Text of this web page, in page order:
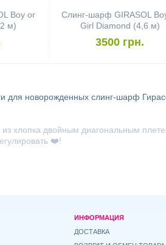
Boy or
м)
Слинг-шарф GIRASOL
Girl Diamond (4,6 м)
3500 грн.
для новорожденных слинг-шарф
хлопка двойным диагональным
❤️!
ИНФОРМАЦИЯ
ДОСТАВКА